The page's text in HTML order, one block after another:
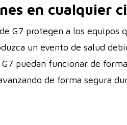
en cualquier
G7 protegen a los
un evento de salud
puedan funcionar de
de forma segura